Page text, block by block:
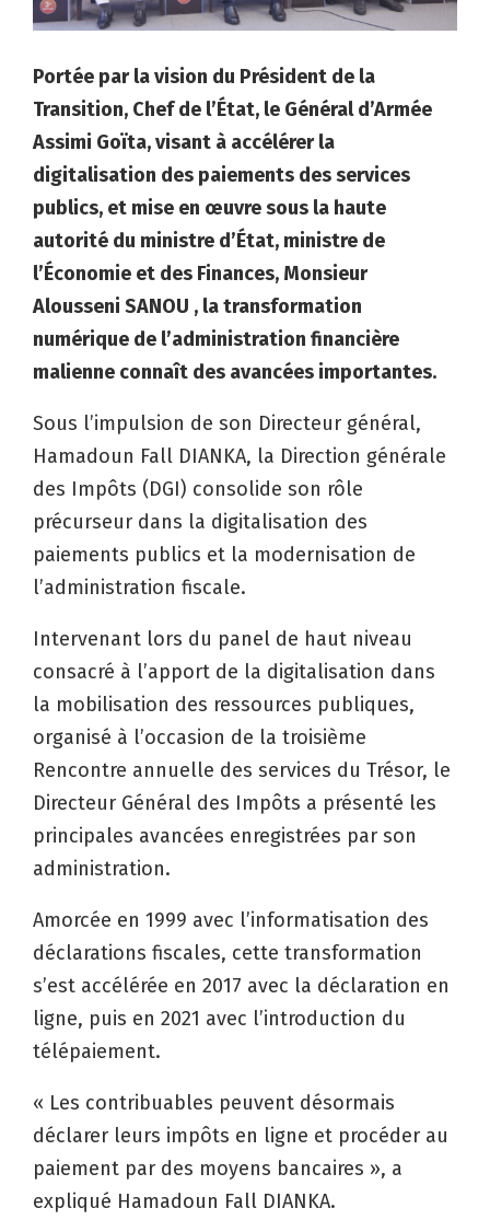
Portée par la vision du Président de la
Transition, Chef de l’État, le Général d’Armée
Assimi Goïta, visant à accélérer la
digitalisation des paiements des services
publics, et mise en œuvre sous la haute
autorité du ministre d’État, ministre de
l’Économie et des Finances, Monsieur
Alousseni SANOU , la transformation
numérique de l’administration financière
malienne connaît des avancées importantes.
Sous l’impulsion de son Directeur général,
Hamadoun Fall DIANKA, la Direction générale
des Impôts (DGI) consolide son rôle
précurseur dans la digitalisation des
paiements publics et la modernisation de
l’administration fiscale.
Intervenant lors du panel de haut niveau
consacré à l’apport de la digitalisation dans
la mobilisation des ressources publiques,
organisé à l’occasion de la troisième
Rencontre annuelle des services du Trésor, le
Directeur Général des Impôts a présenté les
principales avancées enregistrées par son
administration.
Amorcée en 1999 avec l’informatisation des
déclarations fiscales, cette transformation
s’est accélérée en 2017 avec la déclaration en
ligne, puis en 2021 avec l’introduction du
télépaiement.
« Les contribuables peuvent désormais
déclarer leurs impôts en ligne et procéder au
paiement par des moyens bancaires », a
expliqué Hamadoun Fall DIANKA.